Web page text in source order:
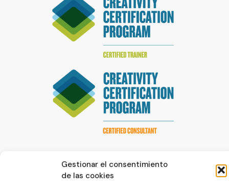
Gestionar el consentimiento
de las cookies